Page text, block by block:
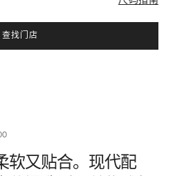
查找门店
软又贴合。现代配